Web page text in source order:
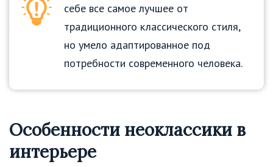
себе все самое лучшее от
традиционного классического стиля,
но умело адаптированное под
потребности современного человека.
Особенности неоклассики в
интерьере